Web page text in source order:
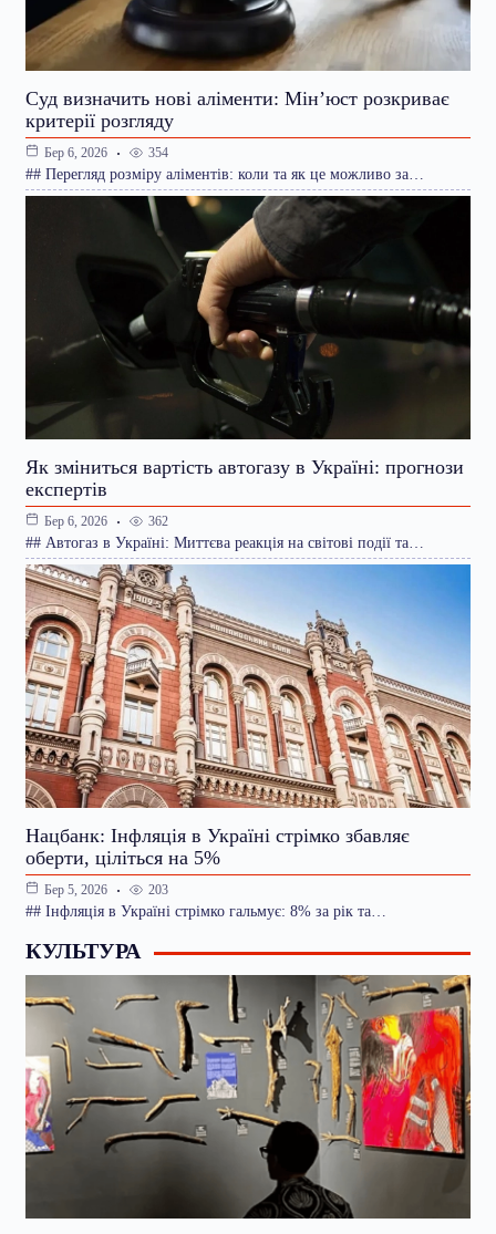
Суд визначить нові аліменти: Мін’юст розкриває
критерії розгляду
Бер 6, 2026 354
## Перегляд розміру аліментів: коли та як це можливо за…
Як зміниться вартість автогазу в Україні: прогнози
експертів
Бер 6, 2026 362
## Автогаз в Україні: Миттєва реакція на світові події та…
Нацбанк: Інфляція в Україні стрімко збавляє
оберти, ціліться на 5%
Бер 5, 2026 203
## Інфляція в Україні стрімко гальмує: 8% за рік та…
КУЛЬТУРА